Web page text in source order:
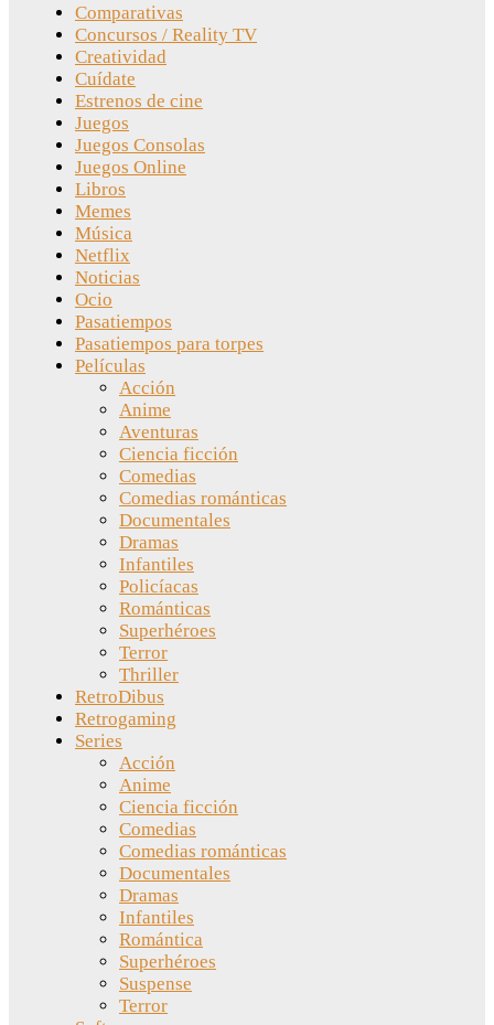
Comparativas
Concursos / Reality TV
Creatividad
Cuídate
Estrenos de cine
Juegos
Juegos Consolas
Juegos Online
Libros
Memes
Música
Netflix
Noticias
Ocio
Pasatiempos
Pasatiempos para torpes
Películas
Acción
Anime
Aventuras
Ciencia ficción
Comedias
Comedias románticas
Documentales
Dramas
Infantiles
Policíacas
Románticas
Superhéroes
Terror
Thriller
RetroDibus
Retrogaming
Series
Acción
Anime
Ciencia ficción
Comedias
Comedias románticas
Documentales
Dramas
Infantiles
Romántica
Superhéroes
Suspense
Terror